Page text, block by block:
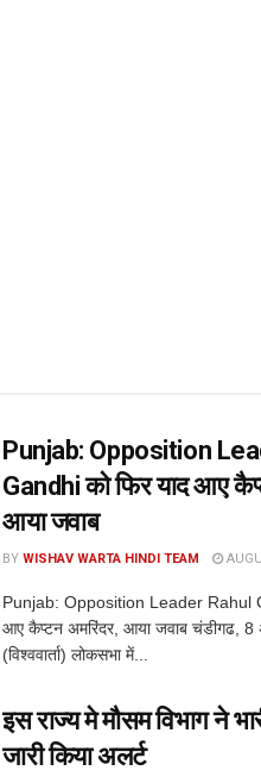
Punjab: Opposition
Gandhi को फिर याद आए
आया जवाब
BY WISHAV WARTA HINDI TEAM
Punjab: Opposition Leader Rahul
आए कैप्टन अमरिंदर, आया जवाब चंडीगढ,
(विश्ववार्ता) लोकसभा में...
इस राज्य मे मौसम विभाग ने
जारी किया अलर्ट